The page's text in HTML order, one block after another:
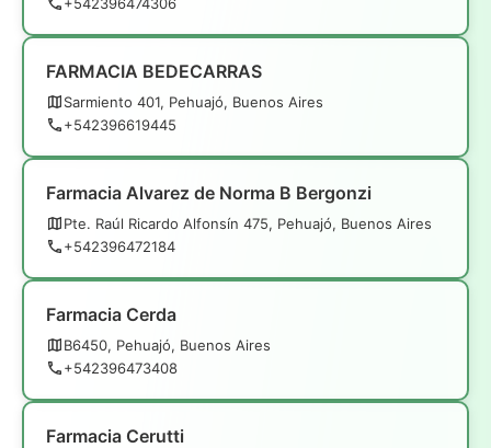
FARMACIA BEDECARRAS
Sarmiento 401, Pehuajó, Buenos Aires
+542396619445
Farmacia Alvarez de Norma B Bergonzi
Pte. Raúl Ricardo Alfonsín 475, Pehuajó, Buenos Aires
+542396472184
Farmacia Cerda
B6450, Pehuajó, Buenos Aires
+542396473408
Farmacia Cerutti